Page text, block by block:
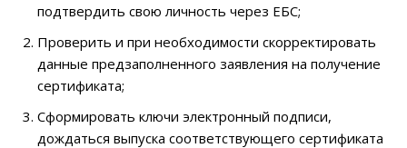
подтвердить свою личность через ЕБС;
Проверить и при необходимости скорректировать
данные предзаполненного заявления на получение
сертификата;
Сформировать ключи электронный подписи,
дождаться выпуска соответствующего сертификата